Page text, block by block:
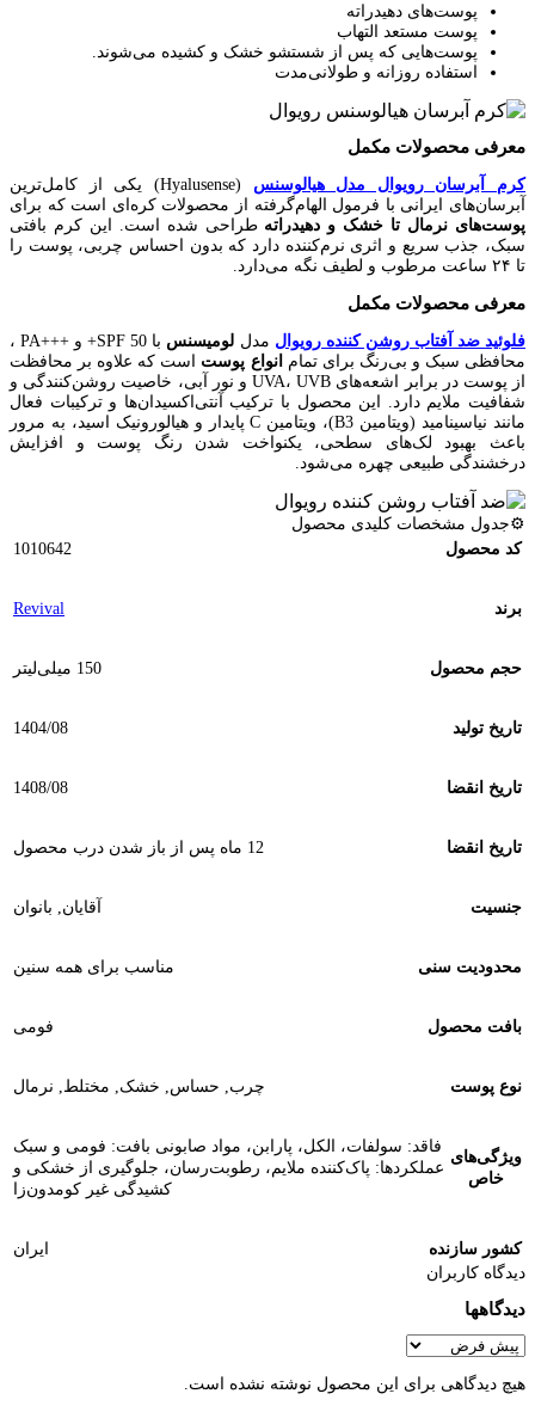
پوست‌های دهیدراته
پوست مستعد التهاب
پوست‌هایی که پس از شستشو خشک و کشیده می‌شوند.
استفاده روزانه و طولانی‌مدت
معرفی محصولات مکمل
کرم آبرسان رویوال مدل هیالوسنس
(Hyalusense) یکی از کامل‌ترین
آبرسان‌های ایرانی با فرمول الهام‌گرفته از محصولات کره‌ای است که برای
پوست‌های نرمال تا خشک و دهیدراته طراحی شده است. این کرم بافتی
سبک، جذب سریع و اثری نرم‌کننده دارد که بدون احساس چربی، پوست را
تا ۲۴ ساعت مرطوب و لطیف نگه می‌دارد.
معرفی محصولات مکمل
فلوئید ضد آفتاب روشن کننده رویوال مدل لومیسنس
با SPF 50+ و +++PA ،
محافظی سبک و بی‌رنگ برای تمام انواع پوست است که علاوه بر محافظت
از پوست در برابر اشعه‌های UVA، UVB و نور آبی، خاصیت روشن‌کنندگی و
شفافیت ملایم دارد. این محصول با ترکیب آنتی‌اکسیدان‌ها و ترکیبات فعال
مانند نیاسینامید (ویتامین B3)، ویتامین C پایدار و هیالورونیک اسید، به مرور
باعث بهبود لک‌های سطحی، یکنواخت شدن رنگ پوست و افزایش
درخشندگی طبیعی چهره می‌شود.
⚙️جدول مشخصات کلیدی محصول
کد محصول
1010642
برند Revival
حجم محصول 150 میلی‌لیتر
تاریخ تولید 1404/08
تاریخ انقضا 1408/08
تاریخ انقضا 12 ماه پس از باز شدن درب محصول
جنسیت آقایان, بانوان
محدودیت سنی مناسب برای همه سنین
بافت محصول فومی
نوع پوست چرب, حساس, خشک, مختلط, نرمال
ویژگی‌های
خاص
فاقد: سولفات، الکل، پارابن، مواد صابونی بافت: فومی و سبک
عملکردها: پاک‌کننده ملایم، رطوبت‌رسان، جلوگیری از خشکی و
کشیدگی غیر کومدون‌زا
کشور سازنده
ایران
دیدگاه کاربران
دیدگاهها
هیچ دیدگاهی برای این محصول نوشته نشده است.